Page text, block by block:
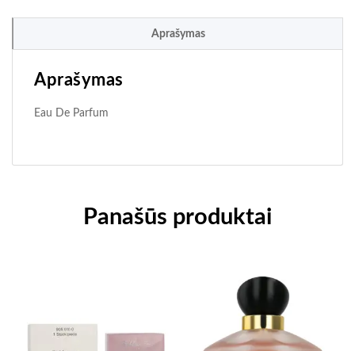
Aprašymas
Aprašymas
Eau De Parfum
Panašūs produktai